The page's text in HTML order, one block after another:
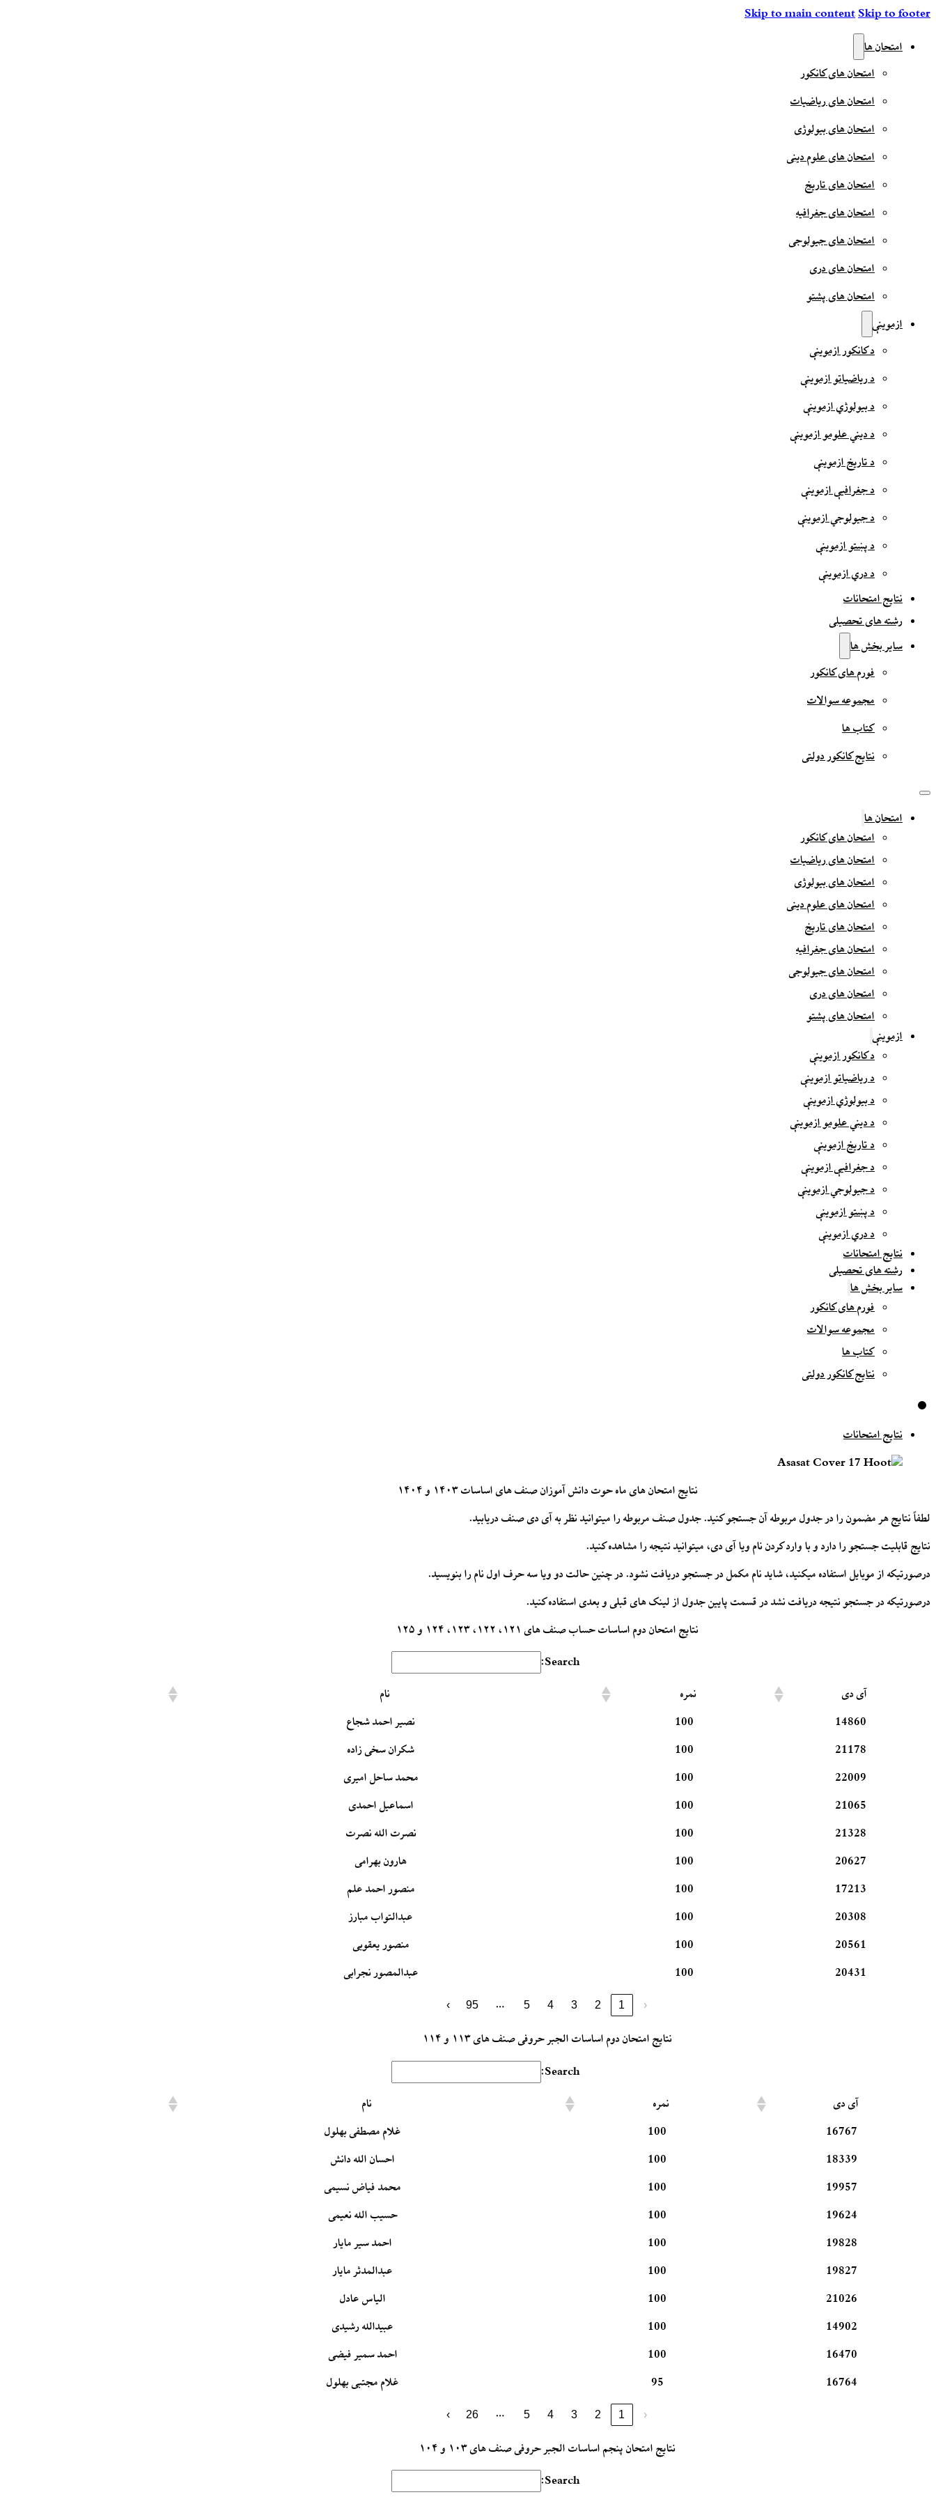
Skip to main contentSkip to footer
امتحان ها
امتحان های کانکور
امتحان های ریاضیات
امتحان های بیولوژی
امتحان های علوم دینی
امتحان های تاریخ
امتحان های جغرافیه
امتحان های جیولوجی
امتحان های دری
امتحان های پشتو
ازموینې
د کانکور ازموینې
د ریاضیاتو ازموینې
د بیولوژي ازموینې
د دیني علومو ازموینې
د تاریخ ازموینې
د جغرافیې ازموینې
د جیولوجي ازموینې
د پښتو ازموینې
د دري ازموینې
نتایج امتحانات
رشته های تحصیلی
سایر بخش ها
فورم های کانکور
مجموعه سوالات
کتاب ها
نتایج کانکور دولتی
امتحان ها
امتحان های کانکور
امتحان های ریاضیات
امتحان های بیولوژی
امتحان های علوم دینی
امتحان های تاریخ
امتحان های جغرافیه
امتحان های جیولوجی
امتحان های دری
امتحان های پشتو
ازموینې
د کانکور ازموینې
د ریاضیاتو ازموینې
د بیولوژي ازموینې
د دیني علومو ازموینې
د تاریخ ازموینې
د جغرافیې ازموینې
د جیولوجي ازموینې
د پښتو ازموینې
د دري ازموینې
نتایج امتحانات
رشته های تحصیلی
سایر بخش ها
فورم های کانکور
مجموعه سوالات
کتاب ها
نتایج کانکور دولتی
نتایج امتحانات
نتایج امتحان های ماه حوت دانش آموزان صنف های اساسات ۱۴۰۳ و ۱۴۰۴
لطفاً نتایج هر مضمون را در جدول مربوطه آن جستجو کنید. جدول صنف مربوطه را میتوانید نظر به آی دی صنف دریابید.
نتایج قابلیت جستجو را دارد و با وارد کردن نام ویا آی دی، میتوانید نتیجه را مشاهده کنید.
درصورتیکه از موبایل استفاده میکنید، شاید نام مکمل در جستجو دریافت نشود. در چنین حالت دو ویا سه حرف اول نام را بنویسید.
درصورتیکه در جستجو نتیجه دریافت نشد در قسمت پایین جدول از لینک های قبلی و بعدی استفاده کنید.
نتایج امتحان دوم اساسات حساب صنف های ۱۲۱، ۱۲۲، ۱۲۳، ۱۲۴ و ۱۲۵
Search:
آی دی
نمره
نام
14860
100
نصیر احمد شجاع
21178
100
شکران سخی زاده
22009
100
محمد ساحل امیری
21065
100
اسماعیل احمدی
21328
100
نصرت الله نصرت
20627
100
هارون بهرامی
17213
100
منصور احمد علم
20308
100
عبدالتواب مبارز
20561
100
منصور یعقوبی
20431
100 عبدالمصور نجرابی
‹
1
2
3
4
5
…
95
›
نتایج امتحان دوم اساسات الجبر حروفی صنف های ۱۱۳ و ۱۱۴
Search:
آی دی
نمره
نام
16767
100
غلام مصطفی بهلول
18339
100
احسان الله دانش
19957
100
محمد فیاض نسیمی
19624
100
حسیب الله نعیمی
19828
100
احمد سیر مایار
19827
100
عبدالمدثر مایار
21026
100
الیاس عادل
14902
100
عبیدالله رشیدی
16470
100
احمد سمیر فیضی
16764
95 غلام مجتبی بهلول
‹
1
2
3
4
5
…
26
›
نتایج امتحان پنجم اساسات الجبر حروفی صنف های ۱۰۳ و ۱۰۴
Search: